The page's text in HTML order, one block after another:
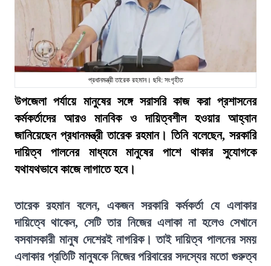
প্রধানমন্ত্রী তারেক রহমান। ছবি: সংগৃহীত
উপজেলা পর্যায়ে মানুষের সঙ্গে সরাসরি কাজ করা প্রশাসনের
কর্মকর্তাদের আরও মানবিক ও দায়িত্বশীল হওয়ার আহ্বান
জানিয়েছেন প্রধানমন্ত্রী তারেক রহমান। তিনি বলেছেন, সরকারি
দায়িত্ব পালনের মাধ্যমে মানুষের পাশে থাকার সুযোগকে
যথাযথভাবে কাজে লাগাতে হবে।
তারেক রহমান বলেন, একজন সরকারি কর্মকর্তা যে এলাকার
দায়িত্বে থাকেন, সেটি তার নিজের এলাকা না হলেও সেখানে
বসবাসকারী মানুষ দেশেরই নাগরিক। তাই দায়িত্ব পালনের সময়
এলাকার প্রতিটি মানুষকে নিজের পরিবারের সদস্যের মতো গুরুত্ব